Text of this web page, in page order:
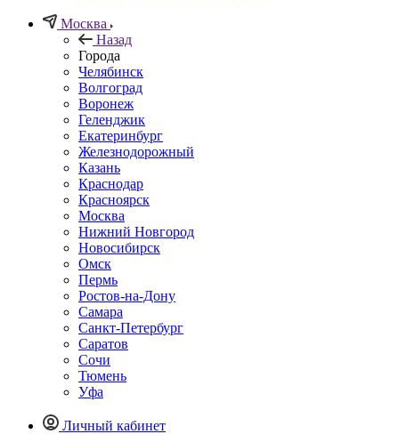
Москва
Назад
Города
Челябинск
Волгоград
Воронеж
Геленджик
Екатеринбург
Железнодорожный
Казань
Краснодар
Красноярск
Москва
Нижний Новгород
Новосибирск
Омск
Пермь
Ростов-на-Дону
Самара
Санкт-Петербург
Саратов
Сочи
Тюмень
Уфа
Личный кабинет